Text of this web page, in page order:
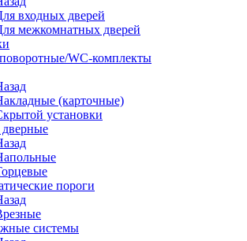
входных дверей
межкомнатных дверей
WC-комплекты
(карточные)
установки
пороги
системы